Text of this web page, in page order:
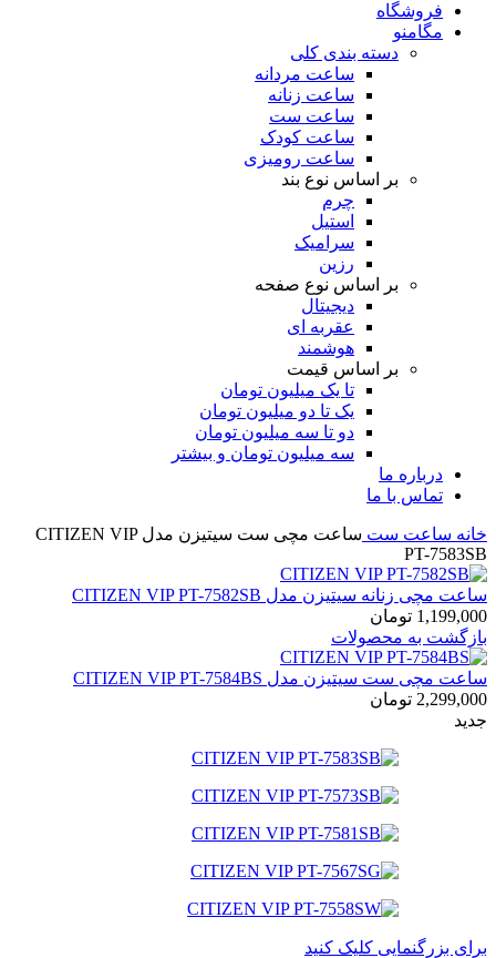
فروشگاه
مگامنو
دسته بندی کلی
ساعت مردانه
ساعت زنانه
ساعت ست
ساعت کودک
ساعت رومیزی
بر اساس نوع بند
چرم
استیل
سرامیک
رزین
بر اساس نوع صفحه
دیجیتال
عقربه ای
هوشمند
بر اساس قیمت
تا یک میلیون تومان
یک تا دو میلیون تومان
دو تا سه میلیون تومان
سه میلیون تومان و بیشتر
درباره ما
تماس با ما
خانه ساعت ست
ساعت مچی ست سیتیزن مدل CITIZEN VIP
PT-7583SB
ساعت مچی زنانه سیتیزن مدل CITIZEN VIP PT-7582SB
1,199,000 تومان
بازگشت به محصولات
ساعت مچی ست سیتیزن مدل CITIZEN VIP PT-7584BS
2,299,000 تومان
جدید
برای بزرگنمایی کلیک کنید